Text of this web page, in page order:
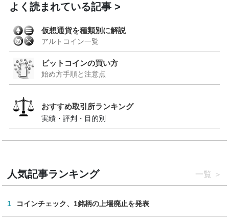
よく読まれている記事
仮想通貨を種類別に解説
アルトコイン一覧
ビットコインの買い方
始め方手順と注意点
おすすめ取引所ランキング
実績・評判・目的別
人気記事ランキング 一覧
1 コインチェック、1銘柄の上場廃止を発表